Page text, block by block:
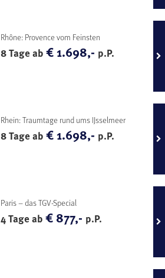
Rhône: Provence vom Feinsten
8 Tage ab€ 1.698,- p.P.
Rhein: Traumtage rund ums IJsselmeer
8 Tage ab€ 1.698,- p.P.
Paris – das TGV-Special
4 Tage ab€ 877,- p.P.